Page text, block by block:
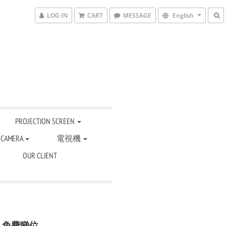
LOG IN CART MESSAGE English
PROJECTION SCREEN
電視機
OUR CLIENT